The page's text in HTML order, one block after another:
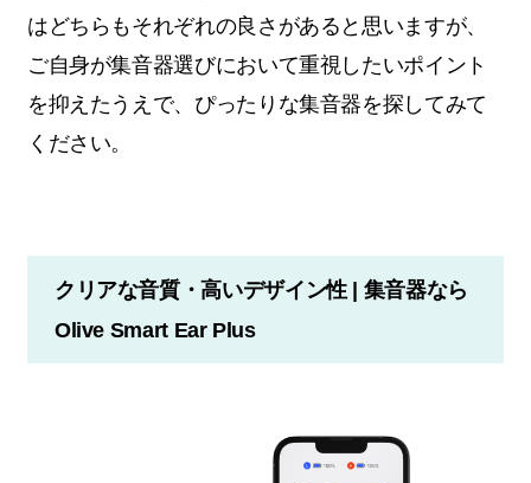
はどちらもそれぞれの良さがあると思いますが、
ご自身が集音器選びにおいて重視したいポイント
を抑えたうえで、ぴったりな集音器を探してみて
ください。
クリアな音質・高いデザイン性 | 集音器なら
Olive Smart Ear Plus